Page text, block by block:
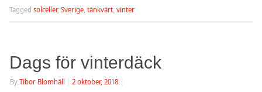
Tagged solceller, Sverige tänkvärt vinter
Dags för vinterdäck
By Tibor Blomhäll 2 oktober, 2018